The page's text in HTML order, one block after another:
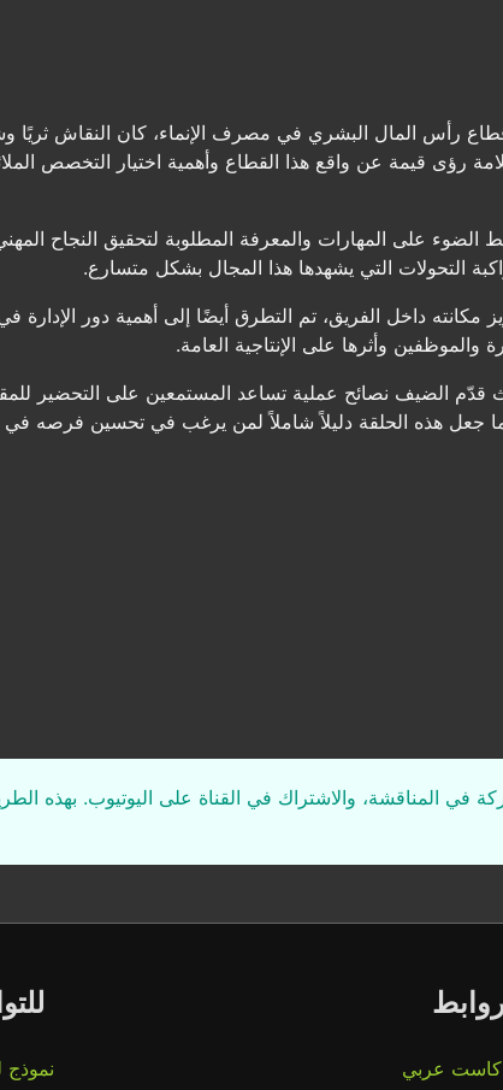
رأس المال البشري في مصرف الإنماء، كان النقاش ثريًا
رؤى قيمة عن واقع هذا القطاع وأهمية اختيار التخصص
على المهارات والمعرفة المطلوبة لتحقيق النجاح
التحولات التي يشهدها هذا المجال بشكل متسارع.
داخل الفريق، تم التطرق أيضًا إلى أهمية دور الإدارة
والموظفين وأثرها على الإنتاجية العامة.
الضيف نصائح عملية تساعد المستمعين على التحضير
جعل هذه الحلقة دليلاً شاملاً لمن يرغب في تحسين فرصه
في المناقشة، والاشتراك في القناة على اليوتيوب. بهذه
عربي نموذج